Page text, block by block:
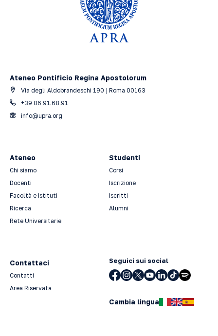
Ateneo Pontificio Regina Apostolorum
Via degli Aldobrandeschi 190 | Roma 00163
+39 06 91.68.91
info@upra.org
Ateneo
Chi siamo
Docenti
Facoltà e Istituti
Ricerca
Rete Universitarie
Studenti
Corsi
Iscrizione
Iscritti
Alumni
Contattaci
Contatti
Area Riservata
Seguici sui social
Cambia lingua